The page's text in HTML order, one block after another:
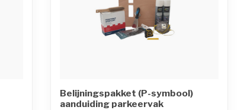
Belijningspakket (P-symbool)
aanduiding parkeervak